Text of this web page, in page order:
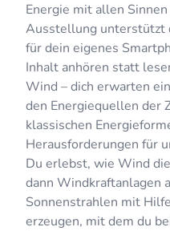
Energie mit allen
Ausstellung unterstützt
für dein eigenes
Inhalt anhören statt
Wind – dich erwarten
den Energiequellen der
klassischen
Herausforderungen für
Du erlebst, wie Wind
dann Windkraftanlagen
Sonnenstrahlen mit
erzeugen, mit dem du